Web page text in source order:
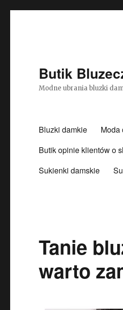
Butik
Modne ubrania bluzki
Bluzki damkie Moda
Butik opinie klientów o
Sukienki damskie
Tanie
warto